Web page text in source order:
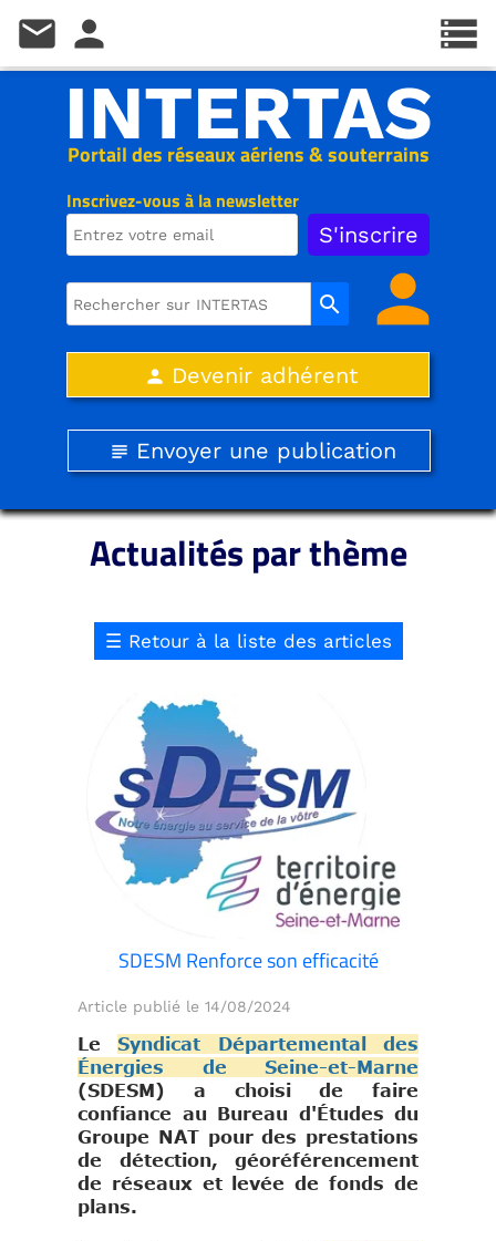
Inscrivez-vous à la newsletter
Portail des réseaux aériens & souterrains
INTERTAS
search person
person Devenir adhérent
subject Envoyer une publication
Actualités par thème
☰ Retour à la liste des articles
SDESM Renforce son efficacité
Article publié le 14/08/2024
LeSyndicat Départemental des
Énergies de Seine-et-Marne
(SDESM) a choisi de faire
confiance au Bureau d'Études du
Groupe NAT pour des prestations
de détection, géoréférencement
de réseaux et levée de fonds de
plans.
storage
mail person